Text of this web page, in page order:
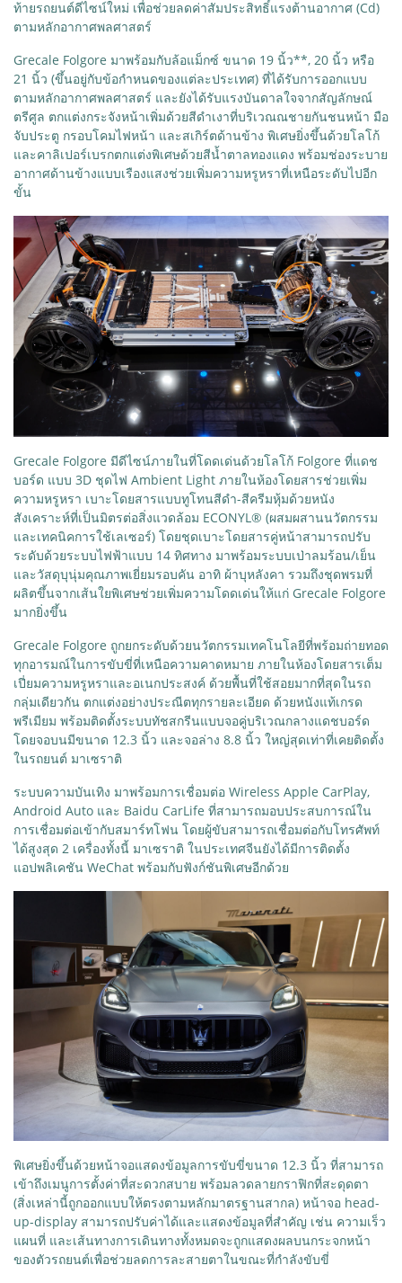
ท้ายรถยนต์ดีไซน์ใหม่ เพื่อช่วยลดค่าสัมประสิทธิ์แรงต้านอากาศ (Cd)
ตามหลักอากาศพลศาสตร์
Grecale Folgore มาพร้อมกับล้อแม็กซ์ ขนาด 19 นิ้ว**, 20 นิ้ว หรือ
21 นิ้ว (ขึ้นอยู่กับข้อกำหนดของแต่ละประเทศ) ที่ได้รับการออกแบบ
ตามหลักอากาศพลศาสตร์ และยังได้รับแรงบันดาลใจจากสัญลักษณ์
ตรีศูล ตกแต่งกระจังหน้าเพิ่มด้วยสีดำเงาที่บริเวณณชายกันชนหน้า มือ
จับประตู กรอบโคมไฟหน้า และสเกิร์ตด้านข้าง พิเศษยิ่งขึ้นด้วยโลโก้
และคาลิเปอร์เบรกตกแต่งพิเศษด้วยสีน้ำตาลทองแดง พร้อมช่องระบาย
อากาศด้านข้างแบบเรืองแสงช่วยเพิ่มความหรูหราที่เหนือระดับไปอีก
ขั้น
Grecale Folgore มีดีไซน์ภายในที่โดดเด่นด้วยโลโก้ Folgore ที่แดช
บอร์ด แบบ 3D ชุดไฟ Ambient Light ภายในห้องโดยสารช่วยเพิ่ม
ความหรูหรา เบาะโดยสารแบบทูโทนสีดำ-สีครีมหุ้มด้วยหนัง
สังเคราะห์ที่เป็นมิตรต่อสิ่งแวดล้อม ECONYL® (ผสมผสานนวัตกรรม
และเทคนิคการใช้เลเซอร์) โดยชุดเบาะโดยสารคู่หน้าสามารถปรับ
ระดับด้วยระบบไฟฟ้าแบบ 14 ทิศทาง มาพร้อมระบบเป่าลมร้อน/เย็น
และวัสดุบุนุ่มคุณภาพเยี่ยมรอบคัน อาทิ ผ้าบุหลังคา รวมถึงชุดพรมที่
ผลิตขึ้นจากเส้นใยพิเศษช่วยเพิ่มความโดดเด่นให้แก่ Grecale Folgore
มากยิ่งขึ้น
Grecale Folgore ถูกยกระดับด้วยนวัตกรรมเทคโนโลยีที่พร้อมถ่ายทอด
ทุกอารมณ์ในการขับขี่ที่เหนือความคาดหมาย ภายในห้องโดยสารเต็ม
เปี่ยมความหรูหราและอเนกประสงค์ ด้วยพื้นที่ใช้สอยมากที่สุดในรถ
กลุ่มเดียวกัน ตกแต่งอย่างประณีตทุกรายละเอียด ด้วยหนังแท้เกรด
พรีเมียม พร้อมติดตั้งระบบทัชสกรีนแบบจอคู่บริเวณกลางแดชบอร์ด
โดยจอบนมีขนาด 12.3 นิ้ว และจอล่าง 8.8 นิ้ว ใหญ่สุดเท่าที่เคยติดตั้ง
ในรถยนต์ มาเซราติ
ระบบความบันเทิง มาพร้อมการเชื่อมต่อ Wireless Apple CarPlay,
Android Auto และ Baidu CarLife ที่สามารถมอบประสบการณ์ใน
การเชื่อมต่อเข้ากับสมาร์ทโฟน โดยผู้ขับสามารถเชื่อมต่อกับโทรศัพท์
ได้สูงสุด 2 เครื่องทั้งนี้ มาเซราติ ในประเทศจีนยังได้มีการติดตั้ง
แอปพลิเคชัน WeChat พร้อมกับฟังก์ชันพิเศษอีกด้วย
พิเศษยิ่งขึ้นด้วยหน้าจอแสดงข้อมูลการขับขี่ขนาด 12.3 นิ้ว ที่สามารถ
เข้าถึงเมนูการตั้งค่าที่สะดวกสบาย พร้อมลวดลายกราฟิกที่สะดุดตา
(สิ่งเหล่านี้ถูกออกแบบให้ตรงตามหลักมาตรฐานสากล) หน้าจอ head-
up-display สามารถปรับค่าได้และแสดงข้อมูลที่สำคัญ เช่น ความเร็ว
แผนที่ และเส้นทางการเดินทางทั้งหมดจะถูกแสดงผลบนกระจกหน้า
ของตัวรถยนต์เพื่อช่วยลดการละสายตาในขณะที่กำลังขับขี่